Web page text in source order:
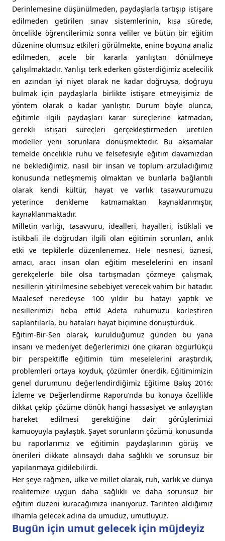
Bugün için umut gelecek için müjdeyiz
Derinlemesine düşünülmeden, paydaşlarla tartışıp istişare
edilmeden getirilen sınav sistemlerinin, kısa sürede,
öncelikle öğrencilerimiz sonra veliler ve bütün bir eğitim
düzenine olumsuz etkileri görülmekte, enine boyuna analiz
edilmeden, acele bir kararla yanlıştan dönülmeye
çalışılmaktadır. Yanlışı terk ederken gösterdiğimiz acelecilik
en azından iyi niyet olarak ne kadar doğruysa, doğruyu
bulmak için paydaşlarla birlikte istişare etmeyişimiz de
yöntem olarak o kadar yanlıştır. Durum böyle olunca,
eğitimle ilgili paydaşları karar süreçlerine katmadan,
gerekli istişari süreçleri gerçekleştirmeden üretilen
modeller yeni sorunlara dönüşmektedir. Bu aksamalar
temelde öncelikle ruhu ve felsefesiyle eğitim davamızdan
ne beklediğimiz, nasıl bir insan ve toplum arzuladığımız
konusunda netleşmemiş olmaktan ve bunlarla bağlantılı
olarak kendi kültür, hayat ve varlık tasavvurumuzu
yeterince denkleme katmamaktan kaynaklanmıştır,
kaynaklanmaktadır.
Milletin varlığı, tasavvuru, idealleri, hayalleri, istiklali ve
istikbali ile doğrudan ilgili olan eğitimin sorunları, anlık
etki ve tepkilerle düzenlenemez. Hele nesnesi, öznesi,
amacı, aracı insan olan eğitim meselelerini en insanî
gerekçelerle bile olsa tartışmadan çözmeye çalışmak,
nesillerin yitirilmesine sebebiyet verecek vahim bir hatadır.
Maalesef neredeyse 100 yıldır bu hatayı yaptık ve
nesillerimizi heba ettik! Adeta ruhumuzu körleştiren
saplantılarla, bu hataları hayat biçimine dönüştürdük.
Eğitim-Bir-Sen olarak, kurulduğumuz günden bu yana
insanı ve medeniyet değerlerimizi öne çıkaran özgürlükçü
bir perspektifle eğitimin tüm meselelerini araştırdık,
problemleri ortaya koyduk, çözümler önerdik. Eğitimimizin
genel durumunu değerlendirdiğimiz Eğitime Bakış 2016:
İzleme ve Değerlendirme Raporu’nda bu konuya özellikle
dikkat çekip çözüme dönük hangi hassasiyet ve anlayıştan
hareket edilmesi gerektiğine dair görüşlerimizi
kamuoyuyla paylaştık. Şayet sorunların çözümü konusunda
bu raporlarımız ve eğitimin paydaşlarının görüş ve
önerileri dikkate alınsaydı daha sağlıklı ve sorunsuz bir
yapılanmaya gidilebilirdi.
Her şeye rağmen, ülke ve millet olarak, ruh, varlık ve dünya
realitemize uygun daha sağlıklı ve daha sorunsuz bir
eğitim düzeni kuracağımıza inanıyoruz. Tarihten aldığımız
ilhamla gelecek adına da umuduz, umutluyuz.